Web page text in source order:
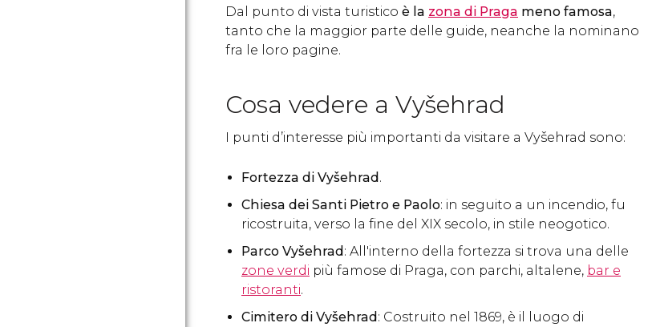
Dal punto di vista turistico è la zona di Praga meno famosa,
tanto che la maggior parte delle guide, neanche la nominano
fra le loro pagine.
Cosa vedere a Vyšehrad
I punti d’interesse più importanti da visitare a Vyšehrad sono:
Fortezza di Vyšehrad.
Chiesa dei Santi Pietro e Paolo: in seguito a un incendio, fu
ricostruita, verso la fine del XIX secolo, in stile neogotico.
Parco Vyšehrad: All'interno della fortezza si trova una delle
zone verdi più famose di Praga, con parchi, altalene, bar e
ristoranti.
Cimitero di Vyšehrad: Costruito nel 1869, è il luogo di